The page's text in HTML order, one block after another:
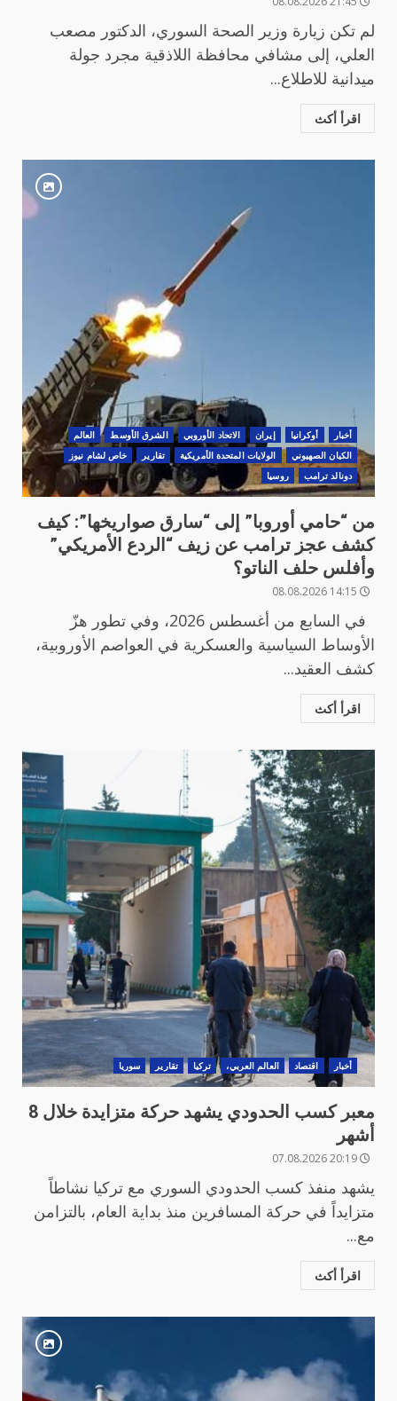
لم تكن زيارة وزير الصحة السوري، الدكتور مصعب
العلي، إلى مشافي محافظة اللاذقية مجرد جولة
ميدانية للاطلاع...
اقرأ أكث
أخبار أوكرانيا ‏إيران الاتحاد الأوروبي الشرق الأوسط
العالم
الكيان الصهيوني
الولايات المتحدة الأمريكية تقارير
خاص لشام نيوز
دونالد ترامب
روسيا
من “حامي أوروبا” إلى “سارق صواريخها”: كيف
كشف عجز ترامب عن زيف “الردع الأمريكي”
وأفلس حلف الناتو؟
في السابع من أغسطس 2026، وفي تطور هزّ
الأوساط السياسية والعسكرية في العواصم الأوروبية،
كشف العقيد...
اقرأ أكث
أخبار اقتصاد العالم العربي، تركيا تقارير سوريا
معبر كسب الحدودي يشهد حركة متزايدة خلال 8
أشهر
يشهد منفذ كسب الحدودي السوري مع تركيا نشاطاً
متزايداً في حركة المسافرين منذ بداية العام، بالتزامن
مع...
اقرأ أكث